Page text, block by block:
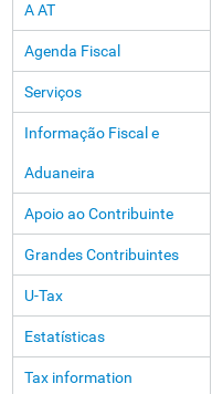
A AT
Agenda Fiscal
Serviços
Informação Fiscal e
Aduaneira
Apoio ao Contribuinte
Grandes Contribuintes
U-Tax
Estatísticas
Tax information